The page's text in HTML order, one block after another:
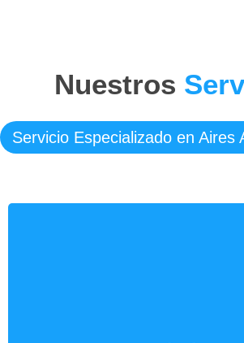
Nuestros
Servicio Especializado en Aires